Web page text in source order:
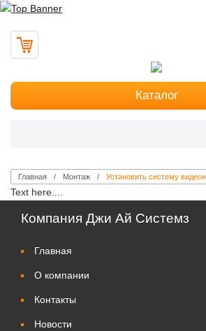
Каталог
Главная Монтаж Установить систему
Text here....
Компания Джи Ай Системз
Главная
О компании
Контакты
Новости